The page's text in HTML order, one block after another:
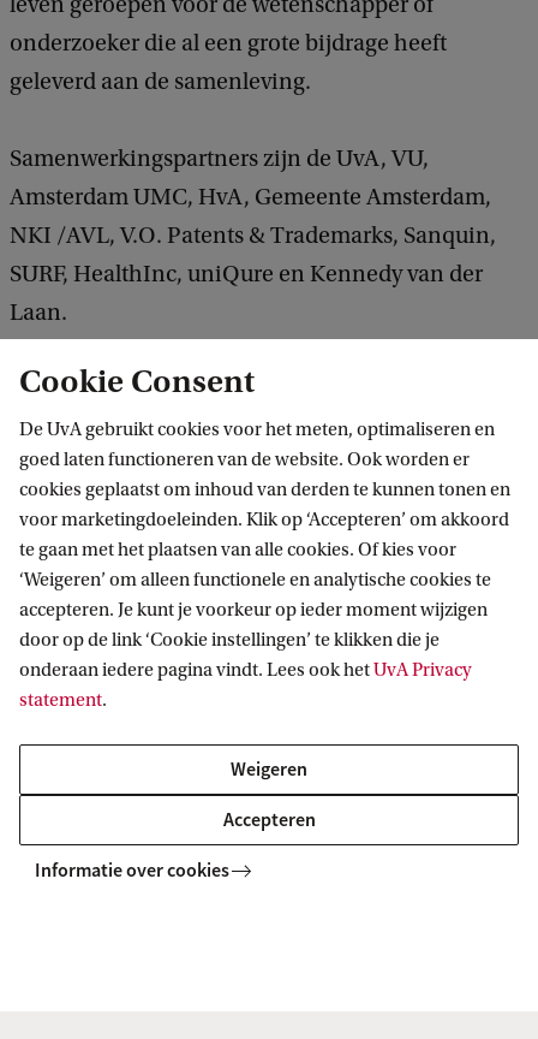
onderzoeker die al een grote bijdrage heeft
geleverd aan de samenleving.
Samenwerkingspartners zijn de UvA, VU,
Amsterdam UMC, HvA, Gemeente Amsterdam,
NKI /AVL, V.O. Patents & Trademarks, Sanquin,
SURF, HealthInc, uniQure en Kennedy van der
Laan.
Informatie voor
Bachelorstudiekiezers
Masterstudiekiezers
Journalisten
Schooldecanen en vakdocenten
Direct naar
Vacatures
Doneren
Contact
UvA op social media
Cookie Consent
De UvA gebruikt cookies voor het meten, optimaliseren en
goed laten functioneren van de website. Ook worden er
cookies geplaatst om inhoud van derden te kunnen tonen en
voor marketingdoeleinden. Klik op ‘Accepteren’ om akkoord
te gaan met het plaatsen van alle cookies. Of kies voor
‘Weigeren’ om alleen functionele en analytische cookies te
accepteren. Je kunt je voorkeur op ieder moment wijzigen
door op de link ‘Cookie instellingen’ te klikken die je
onderaan iedere pagina vindt. Lees ook hetUvA Privacy
statement.
Weigeren
Accepteren
Informatie over cookies